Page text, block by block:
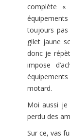
complète «
toujours
gilet jaune
donc je
impose
motard.
Moi aussi je
perdu des
Sur ce, vas